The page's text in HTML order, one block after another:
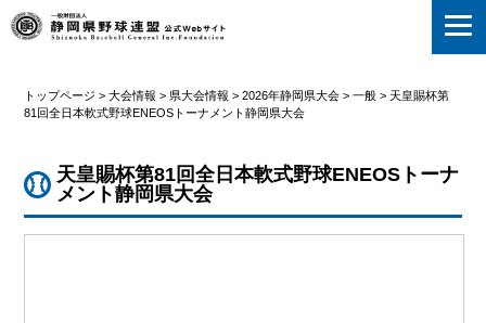
静岡県野球連盟
トップページ >大会情報 > 県大会情報 >2026年静岡県大会 >一般 > 天皇賜杯第
81回全日本軟式野球ENEOSトーナメント静岡県大会
天皇賜杯第81回全日本軟式野球ENEOSトーナ
メント静岡県大会